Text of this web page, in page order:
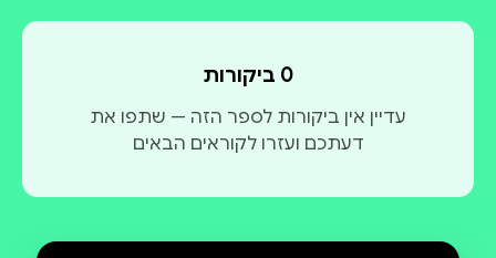
0 ביקורות
עדיין אין ביקורות לספר הזה — שתפו את
דעתכם ועזרו לקוראים הבאים